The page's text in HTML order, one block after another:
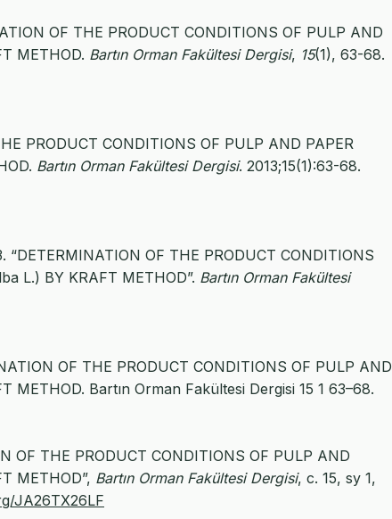
OF THE PRODUCT CONDITIONS OF PULP AND
METHOD. Bartın Orman Fakültesi Dergisi, 15(1), 63-68.
PRODUCT CONDITIONS OF PULP AND PAPER
Bartın Orman Fakültesi Dergisi. 2013;15(1):63-68.
OF THE PRODUCT CONDITIONS
L.) BY KRAFT METHOD”. Bartın Orman Fakültesi
OF THE PRODUCT CONDITIONS OF PULP AND
METHOD. Bartın Orman Fakültesi Dergisi 15 1 63–68.
OF THE PRODUCT CONDITIONS OF PULP AND
METHOD”, Bartın Orman Fakültesi Dergisi, c. 15, sy 1,
JA26TX26LF